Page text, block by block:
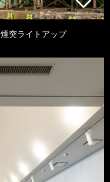
突ライトアップ